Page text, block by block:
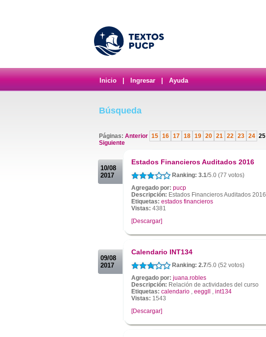
Inicio Ingresar Ayuda
Búsqueda
Páginas: Anterior 15 16 17 18 19 20 21 22 23 24 25
Siguiente
10/08
2017
Estados Financieros Auditados 2016
Ranking: 3.1/5.0 (77 votos)
Agregado por: pucp
Descripción: Estados Financieros Auditados 2016
Etiquetas: estados financieros
Vistas: 4381
[Descargar]
09/08
2017
Calendario INT134
Ranking: 2.7/5.0 (52 votos)
Agregado por: juana.robles
Descripción: Relación de actividades del curso
Etiquetas: calendario , eeggll , int134
Vistas: 1543
[Descargar]